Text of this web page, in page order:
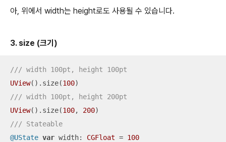
아, 위에서 width는 height로도 사용될 수 있습니다.
3. size (크기)
/// width 100pt, height 100pt
UView().size(100
/// width 100pt, height 200pt
UView().size(100, 200
/// Stateable
@UState var width: CGFloat = 100